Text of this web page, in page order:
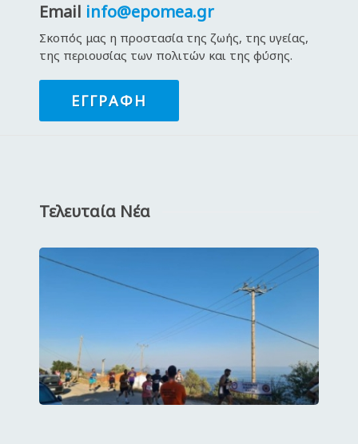
Email info@epomea.gr
Σκοπός μας η προστασία της ζωής, της υγείας,
της περιουσίας των πολιτών και της φύσης.
ΕΓΓΡΑΦΉ
Τελευταία Νέα